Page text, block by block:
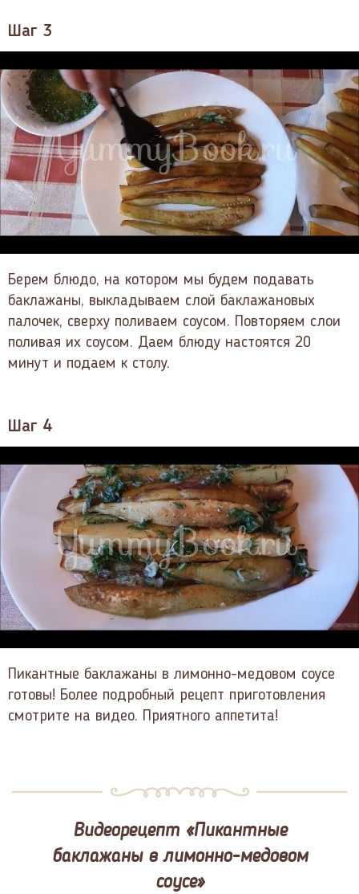
Шаг 3
Берем блюдо, на котором мы будем подавать
баклажаны, выкладываем слой баклажановых
палочек, сверху поливаем соусом. Повторяем слои
поливая их соусом. Даем блюду настоятся 20
минут и подаем к столу.
Шаг 4
Пикантные баклажаны в лимонно-медовом соусе
готовы! Более подробный рецепт приготовления
смотрите на видео. Приятного аппетита!
Видеорецепт «Пикантные
баклажаны в лимонно-медовом
соусе»